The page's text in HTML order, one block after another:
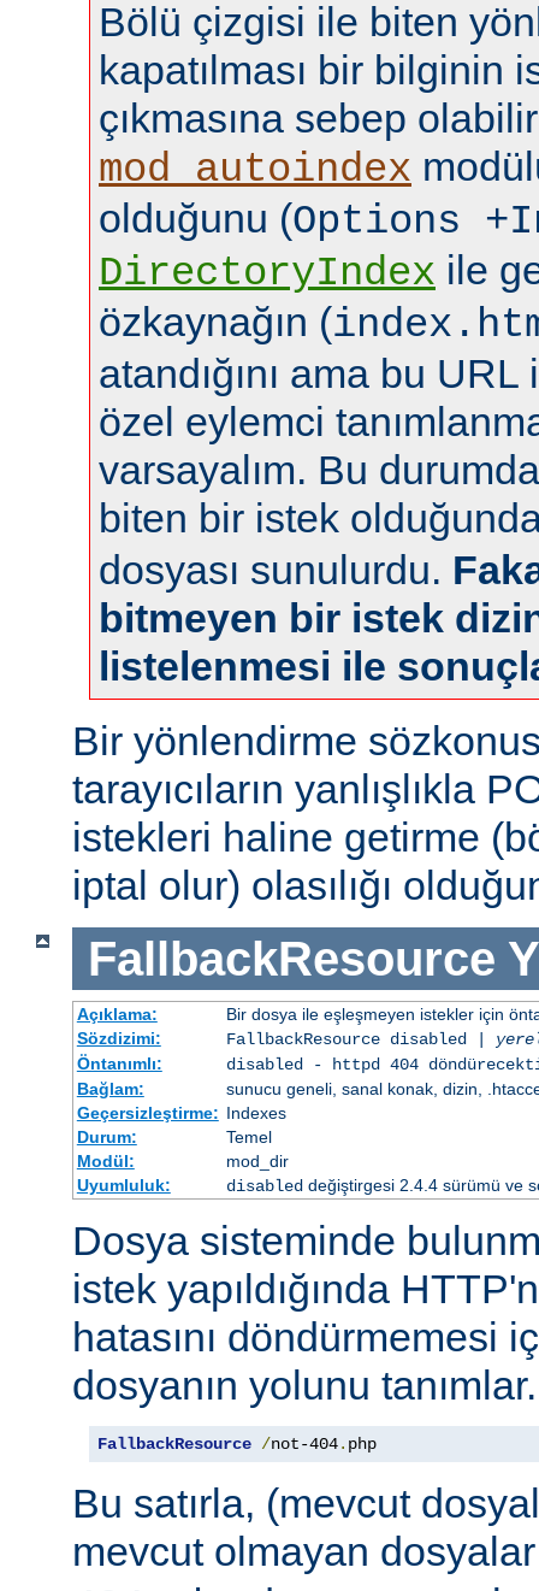
Bölü çizgisi ile biten
kapatılması bir bilginin
çıkmasına sebep
mod_autoindex
olduğunu (Options
DirectoryIndex ile
özkaynağın (
atandığını ama bu
özel eylemci
varsayalım. Bu
biten bir istek
dosyası sunulurdu.
bitmeyen bir istek
listelenmesi ile
Bir yönlendirme
tarayıcıların yanlışlıkla
istekleri haline getirme
iptal olur) olasılığı
FallbackResource
Açıklama:
Bir dosya ile eşleşmeyen istekler için
Sözdizimi:
FallbackResource disabled |
Öntanımlı:
disabled - httpd 404
Bağlam:
sunucu geneli, sanal konak, dizin,
Geçersizleştirme: Indexes
Durum:
Temel
Modül:
mod_dir
Uyumluluk:
disableddeğiştirgesi 2.4.4 sürümü ve
Dosya sisteminde
istek yapıldığında
hatasını döndürmemesi
dosyanın yolunu
FallbackResource /not-404. php
Bu satırla, (mevcut
mevcut olmayan